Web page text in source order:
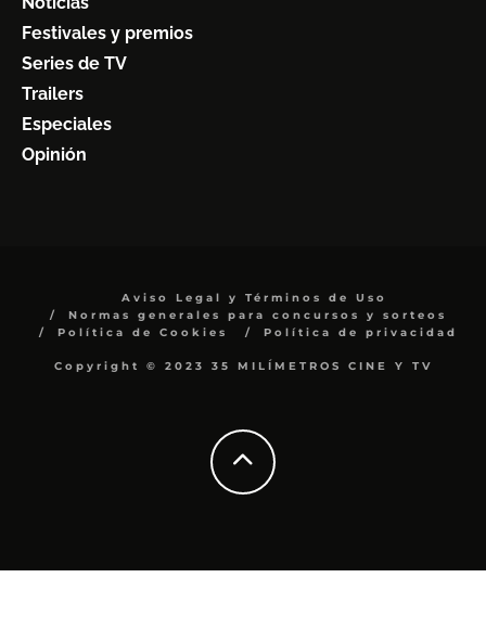
Festivales y premios
Series de TV
Trailers
Especiales
Opinión
Aviso Legal y Términos de Uso
Normas generales para concursos y sorteos
Política de Cookies
Política de privacidad
Copyright © 2023 35 MILÍMETROS CINE Y TV